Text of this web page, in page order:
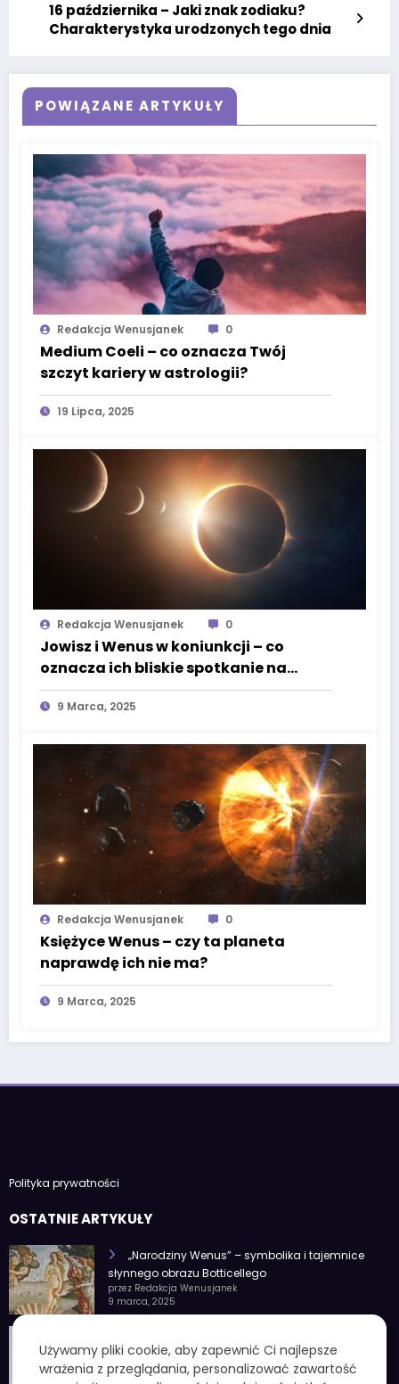
16 października – Jaki znak zodiaku?
Charakterystyka urodzonych tego dnia
POWIĄZANE ARTYKUŁY
Redakcja Wenusjanek 0
Medium Coeli – co oznacza Twój
szczyt kariery w astrologii?
19 Lipca, 2025
Redakcja Wenusjanek 0
Jowisz i Wenus w koniunkcji – co
oznacza ich bliskie spotkanie na
niebie?
9 Marca, 2025
Redakcja Wenusjanek 0
Księżyce Wenus – czy ta planeta
naprawdę ich nie ma?
9 Marca, 2025
Polityka prywatności
OSTATNIE ARTYKUŁY
„Narodziny Wenus” – symbolika i tajemnice
słynnego obrazu Botticellego
przez Redakcja Wenusjanek
9 marca, 2025
cechy osobowości
przez Redakcja Wenusjanek
Używamy pliki cookie, aby zapewnić Ci najlepsze
wrażenia z przeglądania, personalizować zawartość